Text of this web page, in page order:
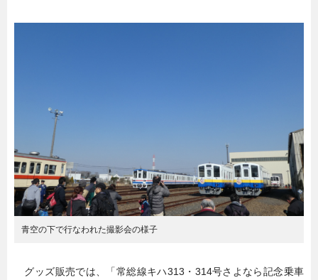
青空の下で行なわれた撮影会の様子
グッズ販売では、「常総線キハ313・314号さよなら記念乗車